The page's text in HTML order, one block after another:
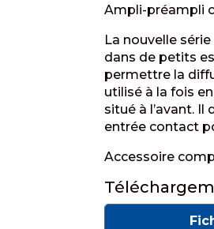
Ampli-préampli
La nouvelle
dans de petits
permettre la
utilisé à la fois
situé à l’avant.
entrée contact
Accessoire